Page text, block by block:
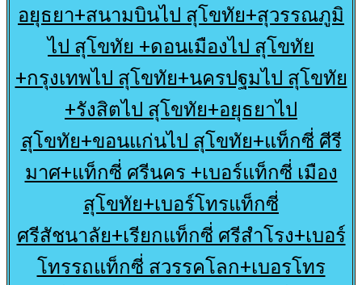
อยุธยา+สนามบินไป สุโขทัย+สุวรรณภูมิ
ไป สุโขทัย +ดอนเมืองไป สุโขทัย
+กรุงเทพไป สุโขทัย+นครปฐมไป สุโขทัย
+รังสิตไป สุโขทัย+อยุธยาไป
สุโขทัย+ขอนแก่นไป สุโขทัย+แท็กซี่ ศีรี
มาศ+แท็กซี่ ศรีนคร +เบอร์แท็กซี่ เมือง
สุโขทัย+เบอร์โทรแท็กซี่
ศรีสัชนาลัย+เรียกแท็กซี่ ศรีสำโรง+เบอร์
โทรรถแท็กซี่ สวรรคโลก+เบอรโทร